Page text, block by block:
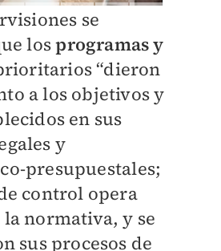
se
losprogramas y
“dieron
a los objetivos y
en sus
y
presupuestales;
control opera
normativa, y se
sus procesos de